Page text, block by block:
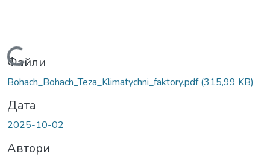
Вантажиться...
Файли
Bohach_Bohach_Teza_Klimatychni_faktory.pdf(315,99 KB)
Дата
2025-10-02
Автори